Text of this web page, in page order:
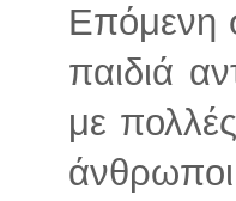
Επόμενη
παιδιά
με
άνθρωποι